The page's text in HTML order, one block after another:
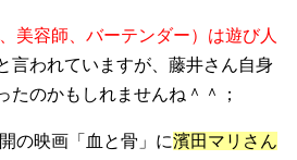
美容師、バーテンダー）は遊び人
言われていますが、藤井さん自身
たのかもしれませんね＾＾；
の映画「血と骨」に濱田マリさん